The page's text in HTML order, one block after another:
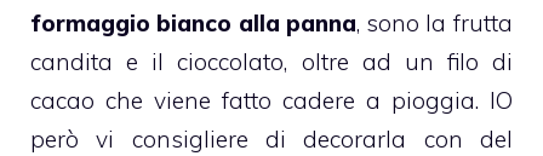
formaggio bianco alla panna, sono la frutta
candita e il cioccolato, oltre ad un filo di
cacao che viene fatto cadere a pioggia. IO
però vi consigliere di decorarla con del